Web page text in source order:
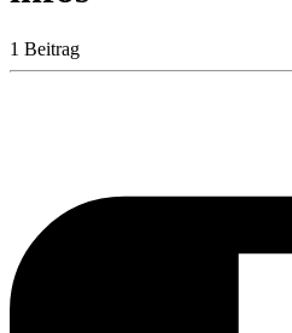
1 Beitrag